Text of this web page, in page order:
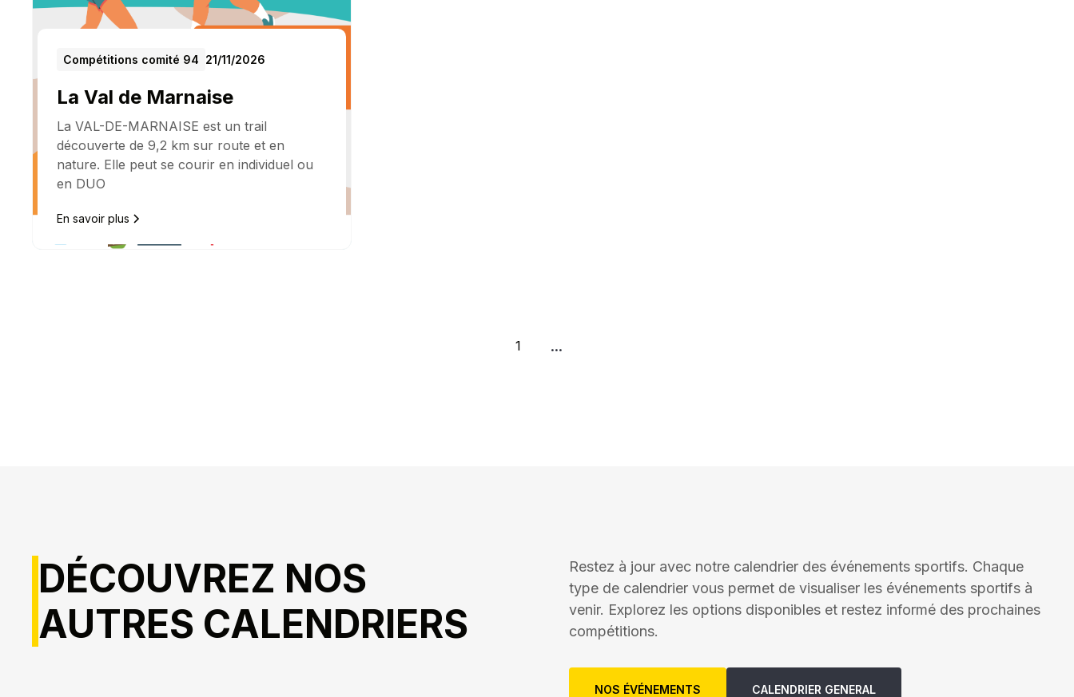
Compétitions comité 94 21/11/2026
La Val de Marnaise
La VAL-DE-MARNAISE est un trail
découverte de 9,2 km sur route et en
nature. Elle peut se courir en individuel ou
en DUO
En savoir plus
1 ...
DÉCOUVREZ NOS
AUTRES CALENDRIERS
Restez à jour avec notre calendrier des événements sportifs. Chaque
type de calendrier vous permet de visualiser les événements sportifs à
venir. Explorez les options disponibles et restez informé des prochaines
compétitions.
NOS ÉVÉNEMENTS CALENDRIER GENERAL